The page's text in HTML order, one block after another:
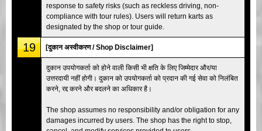
response to safety risks (such as reckless driving, non-
compliance with tour rules). Users will return karts as
designated by the shop or tour guide.
19 [दुकान अस्वीकरण / Shop Disclaimer]
दुकान उपयोगकर्ता को होने वाली किसी भी क्षति के लिए जिम्मेदार और/या
उत्तरदायी नहीं होगी। दुकान को उपयोगकर्ता को प्रदान की गई सेवा को निलंबित
करने, रद्द करने और बदलने का अधिकार है।
The shop assumes no responsibility and/or obligation for any
damages incurred by users. The shop has the right to stop,